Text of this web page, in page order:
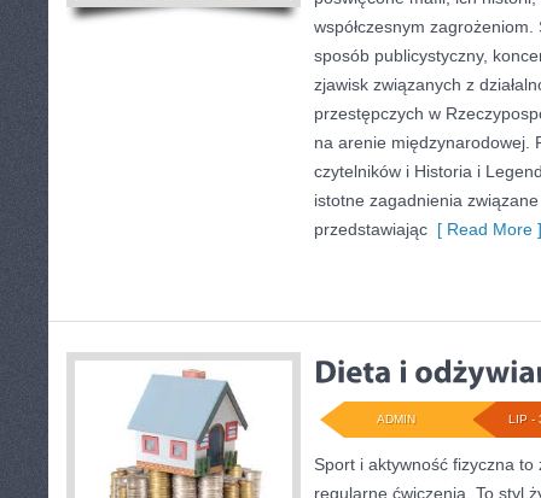
współczesnym
sposób publicystyczny,
zjawisk związanych z
przestępczych w
na arenie międzynarodowej.
czytelników i Historia i
istotne zagadnienia
przedstawiając [ Read More ]
LIP -
ADMIN
Sport i aktywność fizyczna
regularne ćwiczenia. To styl